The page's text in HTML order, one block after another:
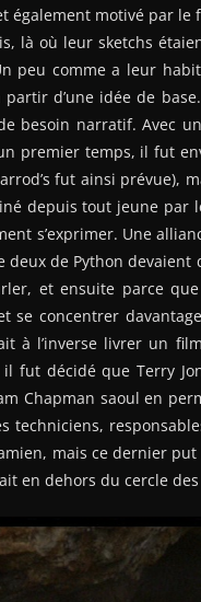
également motivé par
là où leur sketchs
peu comme a leur
d’une idée de
besoin narratif. Avec
premier temps, il fut
fut ainsi prévue),
depuis tout jeune par
s’exprimer. Une
deux de Python
et ensuite parce
se concentrer
à l’inverse livrer un
il fut décidé que Terry
Chapman saoul en
techniciens,
mais ce dernier
en dehors du cercle des